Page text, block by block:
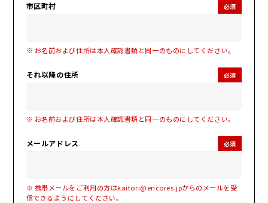
市区町村 必須
※ お名前および住所は本人確認書類と同一のものにしてください。
それ以降の住所 必須
※ お名前および住所は本人確認書類と同一のものにしてください。
メールアドレス 必須
※ 携帯メールをご利用の方はkaitori@encores.jpからのメールを受
信できるようにしてください。